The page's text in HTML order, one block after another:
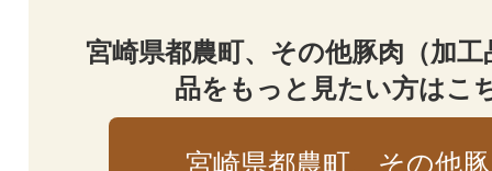
宮崎県都農町、その他豚肉（加
品をもっと見たい方はこ
宮崎県都農町、その他